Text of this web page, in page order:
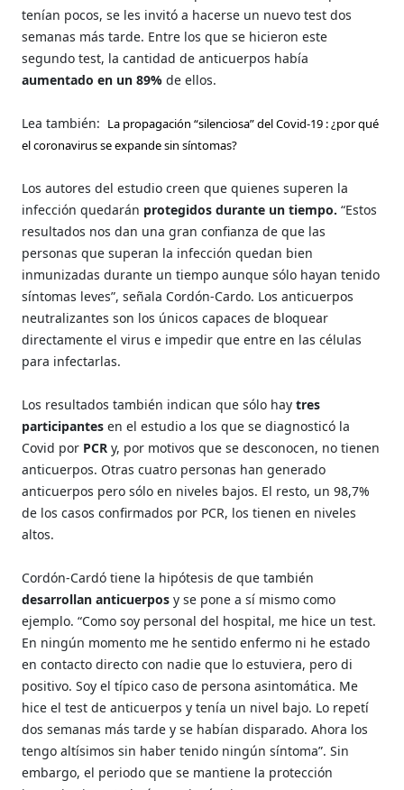
tenían pocos, se les invitó a hacerse un nuevo test dos
semanas más tarde. Entre los que se hicieron este
segundo test, la cantidad de anticuerpos había
aumentado en un 89% de ellos.
Lea también: La propagación “silenciosa” del Covid-19 : ¿por qué
el coronavirus se expande sin síntomas?
Los autores del estudio creen que quienes superen la
infección quedarán protegidos durante un tiempo. “Estos
resultados nos dan una gran confianza de que las
personas que superan la infección quedan bien
inmunizadas durante un tiempo aunque sólo hayan tenido
síntomas leves”, señala Cordón-Cardo. Los anticuerpos
neutralizantes son los únicos capaces de bloquear
directamente el virus e impedir que entre en las células
para infectarlas.
Los resultados también indican que sólo haytres
participantes en el estudio a los que se diagnosticó la
Covid por PCR y, por motivos que se desconocen, no tienen
anticuerpos. Otras cuatro personas han generado
anticuerpos pero sólo en niveles bajos. El resto, un 98,7%
de los casos confirmados por PCR, los tienen en niveles
altos.
Cordón-Cardó tiene la hipótesis de que también
desarrollan anticuerpos y se pone a sí mismo como
ejemplo. “Como soy personal del hospital, me hice un test.
En ningún momento me he sentido enfermo ni he estado
en contacto directo con nadie que lo estuviera, pero di
positivo. Soy el típico caso de persona asintomática. Me
hice el test de anticuerpos y tenía un nivel bajo. Lo repetí
dos semanas más tarde y se habían disparado. Ahora los
tengo altísimos sin haber tenido ningún síntoma”. Sin
embargo, el periodo que se mantiene la protección